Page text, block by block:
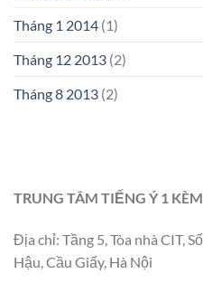
Tháng 1 2014 (1)
Tháng 12 2013 (2)
Tháng 8 2013 (2)
TRUNG TÂM TIẾNG Ý 1
Địa chỉ: Tầng 5, Tòa nhà CIT,
Hậu, Cầu Giấy, Hà Nội